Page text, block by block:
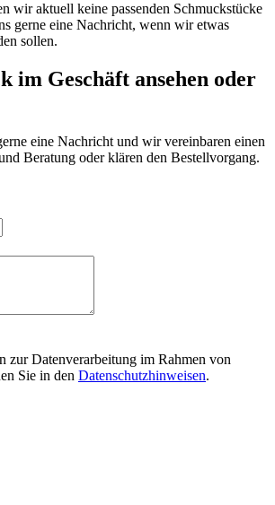
wir aktuell keine passenden Schmuckstücke
gerne eine Nachricht, wenn wir etwas
sollen.
im Geschäft ansehen oder
eine Nachricht und wir vereinbaren einen
Beratung oder klären den Bestellvorgang.
zur Datenverarbeitung im Rahmen von
Sie in den Datenschutzhinweisen.